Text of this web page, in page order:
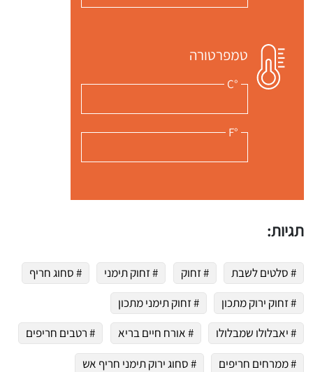
טמפרטורה
°C
°F
תגיות:
# סלטים לשבת # זחוק # זחוק תימני
# סחוג חריף
# זחוק ירוק מתכון
# זחוק תימני מתכון
# יאבלולו שמבלולו
# אורח חיים בריא
# רטבים חריפים
# ממרחים חריפים
# סחוג ירוק תימני חריף אש